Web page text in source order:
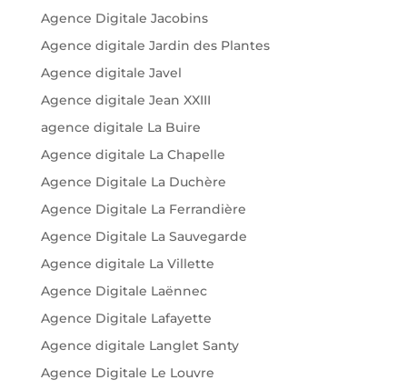
Agence Digitale Jacobins
Agence digitale Jardin des Plantes
Agence digitale Javel
Agence digitale Jean XXIII
agence digitale La Buire
Agence digitale La Chapelle
Agence Digitale La Duchère
Agence Digitale La Ferrandière
Agence Digitale La Sauvegarde
Agence digitale La Villette
Agence Digitale Laënnec
Agence Digitale Lafayette
Agence digitale Langlet Santy
Agence Digitale Le Louvre